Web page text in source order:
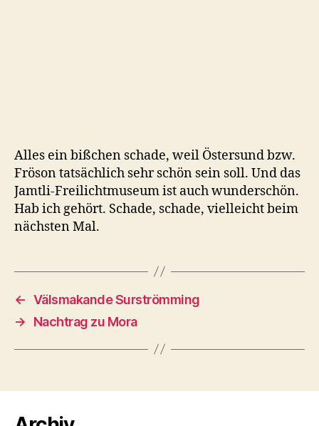
Alles ein bißchen schade, weil Östersund bzw.
Fröson tatsächlich sehr schön sein soll. Und das
Jamtli-Freilichtmuseum ist auch wunderschön.
Hab ich gehört. Schade, schade, vielleicht beim
nächsten Mal.
← Välsmakande Surströmming
→
Nachtrag zu Mora